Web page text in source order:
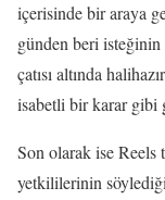
içerisinde bir araya
günden beri
çatısı altında
isabetli bir karar gibi
Son olarak ise Reels
yetkililerinin